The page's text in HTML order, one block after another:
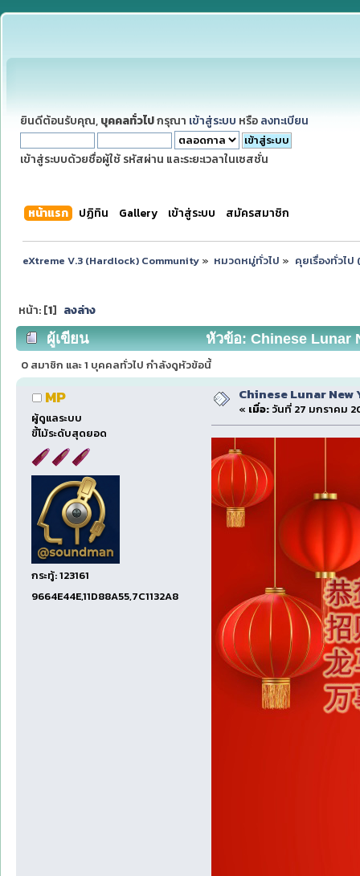
ยินดีต้อนรับคุณ, บุคคลทั่วไปกรุณา เข้าสู่ระบบ หรือ ลงทะเบียน
เข้าสู่ระบบด้วยชื่อผู้ใช้ รหัสผ่าน และระยะเวลาในเซสชั่น
หน้าแรก ปฏิทิน Gallery เข้าสู่ระบบ สมัครสมาชิก
eXtreme V.3 (Hardlock) Community» หมวดหมู่ทั่วไป » คุยเรื่องทั่วไป
หน้า: [1] ลงล่าง
ผู้เขียน หัวข้อ: Chinese Lunar
0 สมาชิก และ 1 บุคคลทั่วไป กำลังดูหัวข้อนี้
MP
ผู้ดูแลระบบ
ขี้โม้ระดับสุดยอด
กระทู้: 123161
9664E44E,11D88A55,7C1132A8
Chinese Lunar New
« เมื่อ:วันที่ 27 มกราคม